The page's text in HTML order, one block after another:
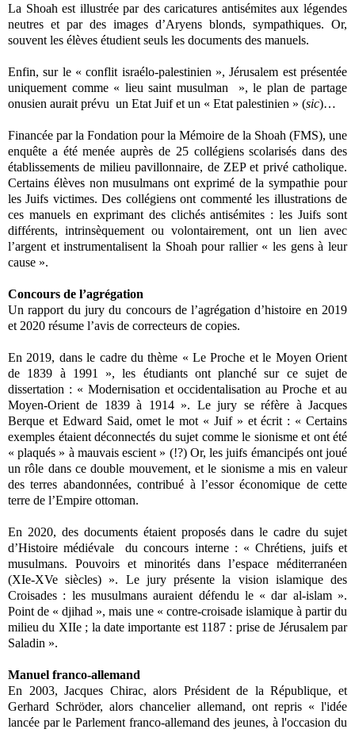
La Shoah est illustrée par des caricatures antisémites aux légendes
neutres et par des images d’Aryens blonds, sympathiques. Or,
souvent les élèves étudient seuls les documents des manuels.
Enfin, sur le « conflit israélo-palestinien », Jérusalem est présentée
uniquement comme « lieu saint musulman », le plan de partage
onusien aurait prévu un Etat Juif et un « Etat palestinien » (sic)…
Financée par la Fondation pour la Mémoire de la Shoah (FMS), une
enquête a été menée auprès de 25 collégiens scolarisés dans des
établissements de milieu pavillonnaire, de ZEP et privé catholique.
Certains élèves non musulmans ont exprimé de la sympathie pour
les Juifs victimes. Des collégiens ont commenté les illustrations de
ces manuels en exprimant des clichés antisémites : les Juifs sont
différents, intrinsèquement ou volontairement, ont un lien avec
l’argent et instrumentalisent la Shoah pour rallier « les gens à leur
cause ».
Concours de l’agrégation
Un rapport du jury du concours de l’agrégation d’histoire en 2019
et 2020 résume l’avis de correcteurs de copies.
En 2019, dans le cadre du thème « Le Proche et le Moyen Orient
de 1839 à 1991 », les étudiants ont planché sur ce sujet de
dissertation : « Modernisation et occidentalisation au Proche et au
Moyen-Orient de 1839 à 1914 ». Le jury se réfère à Jacques
Berque et Edward Said, omet le mot « Juif » et écrit : « Certains
exemples étaient déconnectés du sujet comme le sionisme et ont été
« plaqués » à mauvais escient » (!?) Or, les juifs émancipés ont joué
un rôle dans ce double mouvement, et le sionisme a mis en valeur
des terres abandonnées, contribué à l’essor économique de cette
terre de l’Empire ottoman.
En 2020, des documents étaient proposés dans le cadre du sujet
d’Histoire médiévale du concours interne : « Chrétiens, juifs et
musulmans. Pouvoirs et minorités dans l’espace méditerranéen
(XIe-XVe siècles) ». Le jury présente la vision islamique des
Croisades : les musulmans auraient défendu le « dar al-islam ».
Point de « djihad », mais une « contre-croisade islamique à partir du
milieu du XIIe ; la date importante est 1187 : prise de Jérusalem par
Saladin ».
Manuel franco-allemand
En 2003, Jacques Chirac, alors Président de la République, et
Gerhard Schröder, alors chancelier allemand, ont repris « l'idée
lancée par le Parlement franco-allemand des jeunes, à l'occasion du